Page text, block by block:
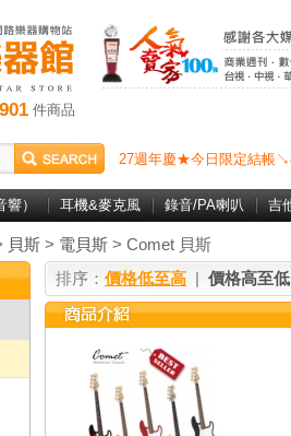
件商品
27週年慶★今日限定結帳
） 耳機&麥克風 錄音/PA喇叭 吉
貝斯 > 電貝斯 > Comet 貝斯
排序： 價格低至高 | 價格高至低